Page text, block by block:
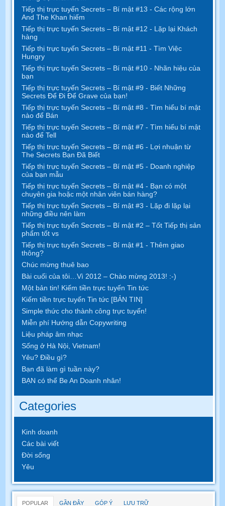
Tiếp thị trực tuyến Secrets – Bí mật #13 - Các rộng lớn
And The Khan hiếm
Tiếp thị trực tuyến Secrets – Bí mật #12 - Lặp lại Khách
hàng
Tiếp thị trực tuyến Secrets – Bí mật #11 - Tìm Việc
Hungry
Tiếp thị trực tuyến Secrets – Bí mật #10 - Nhãn hiệu của
bạn
Tiếp thị trực tuyến Secrets – Bí mật #9 - Biết Những
Secrets Để Đi Để Grave của bạn!
Tiếp thị trực tuyến Secrets – Bí mật #8 - Tìm hiểu bí mật
nào để Bán
Tiếp thị trực tuyến Secrets – Bí mật #7 - Tìm hiểu bí mật
nào để Tell
Tiếp thị trực tuyến Secrets – Bí mật #6 - Lợi nhuận từ
The Secrets Bạn Đã Biết
Tiếp thị trực tuyến Secrets – Bí mật #5 - Doanh nghiệp
của bạn mẫu
Tiếp thị trực tuyến Secrets – Bí mật #4 - Bạn có một
chuyên gia hoặc một nhân viên bán hàng?
Tiếp thị trực tuyến Secrets – Bí mật #3 - Lặp đi lặp lại
những điều nên làm
Tiếp thị trực tuyến Secrets – Bí mật #2 – Tốt Tiếp thị sản
phẩm tốt vs
Tiếp thị trực tuyến Secrets – Bí mật #1 - Thêm giao
thông?
Chúc mừng thuê bao
Bài cuối của tôi…Vì 2012 – Chào mừng 2013! :-)
Một bản tin! Kiếm tiền trực tuyến Tin tức
Kiếm tiền trực tuyến Tin tức [BẢN TIN]
Simple thức cho thành công trực tuyến!
Miễn phí Hướng dẫn Copywriting
Liệu pháp âm nhạc
Sống ở Hà Nội, Vietnam!
Yêu? Điều gì?
Bạn đã làm gì tuần này?
BẠN có thể Be An Doanh nhân!
Categories
Kinh doanh
Các bài viết
Đời sống
Yêu
POPULAR GẦN ĐÂY GÓP Ý LƯU TRỮ